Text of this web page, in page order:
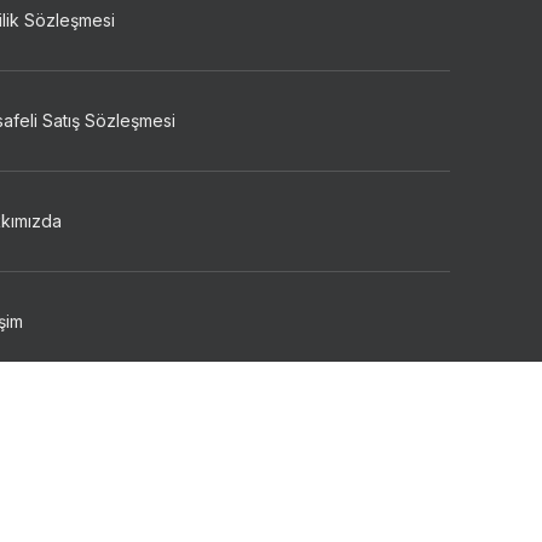
Sözleşmesi
Satış Sözleşmesi